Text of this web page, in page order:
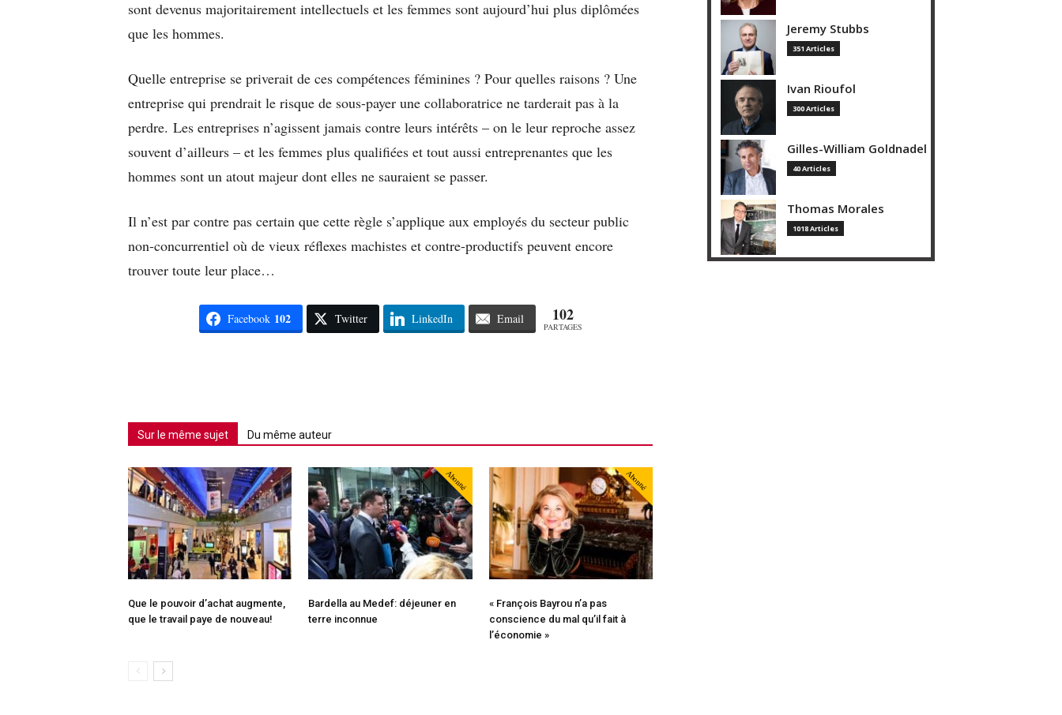
sont devenus majoritairement intellectuels et les femmes sont aujourd’hui plus diplômées
que les hommes.
Quelle entreprise se priverait de ces compétences féminines ? Pour quelles raisons ? Une
entreprise qui prendrait le risque de sous-payer une collaboratrice ne tarderait pas à la
perdre. Les entreprises n’agissent jamais contre leurs intérêts – on le leur reproche assez
souvent d’ailleurs – et les femmes plus qualifiées et tout aussi entreprenantes que les
hommes sont un atout majeur dont elles ne sauraient se passer.
Il n’est par contre pas certain que cette règle s’applique aux employés du secteur public
non-concurrentiel où de vieux réflexes machistes et contre-productifs peuvent encore
trouver toute leur place…
Facebook 102 Twitter LinkedIn Email 102
PARTAGES
Sur le même sujet Du même auteur
Que le pouvoir d’achat augmente,
que le travail paye de nouveau!
Abonné
Bardella au Medef: déjeuner en
terre inconnue
Abonné
« François Bayrou n’a pas
conscience du mal qu’il fait à
l’économie »
Jeremy Stubbs
351 Articles
Ivan Rioufol
300 Articles
Gilles-William Goldnadel
40 Articles
Thomas Morales
1018 Articles